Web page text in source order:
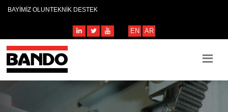
BAYİMİZ OLUNTEKNİK DESTEK
EN AR